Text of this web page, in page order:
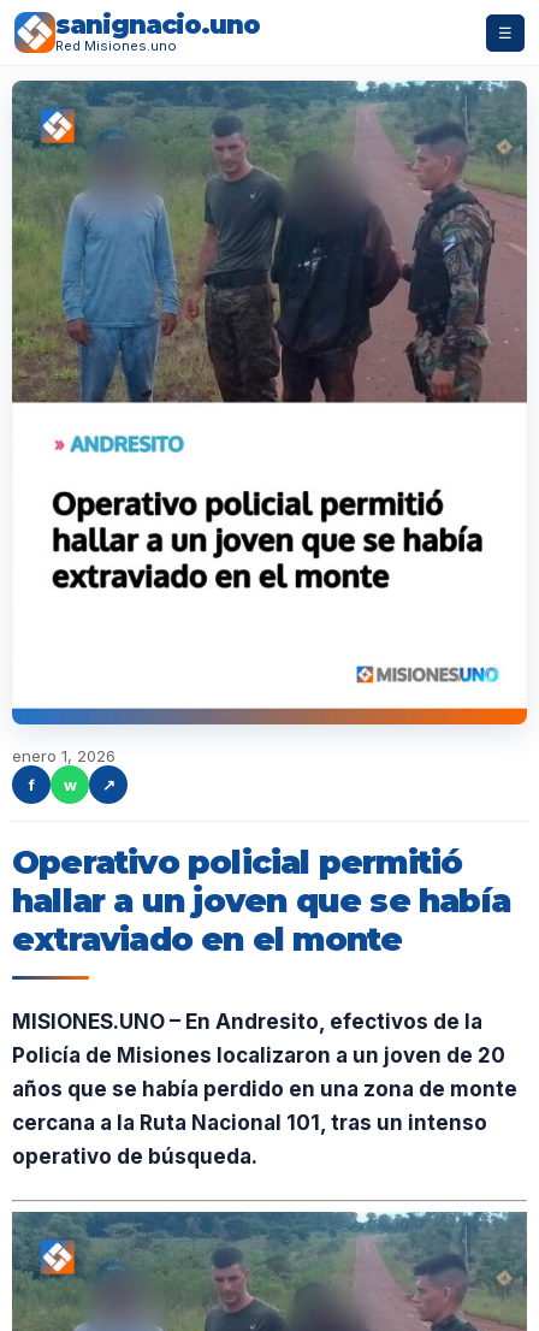
sanignacio.uno
Red Misiones.uno
☰
enero 1, 2026
f
w ↗
Operativo policial permitió
hallar a un joven que se había
extraviado en el monte
MISIONES.UNO – En Andresito, efectivos de la
Policía de Misiones localizaron a un joven de 20
años que se había perdido en una zona de monte
cercana a la Ruta Nacional 101, tras un intenso
operativo de búsqueda.